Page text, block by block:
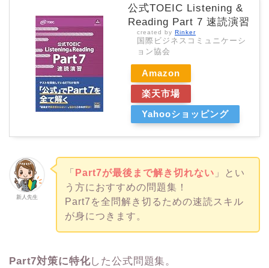
公式TOEIC Listening &
Reading Part 7 速読演習
created by Rinker
国際ビジネスコミュニケーシ
ョン協会
Amazon
楽天市場
Yahooショッピング
新人先生
「 Part7が最後まで解き切れない 」とい
う方におすすめの問題集！
Part7を全問解き切るための速読スキル
が身につきます。
Part7対策に特化した公式問題集。